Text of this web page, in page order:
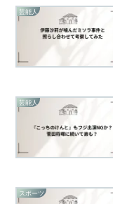
芸能人
芸能人
スポーツ